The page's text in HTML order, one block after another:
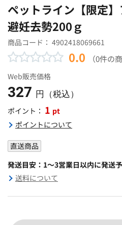
ペットライン【限定
避妊去勢200ｇ
商品コード： 4902418069661
0.0 （0件の
Web販売価格
327 円（税込）
ポイント： 1 pt
ポイントについて
直送商品
発送目安：1～3営業日以内に発送
送料について